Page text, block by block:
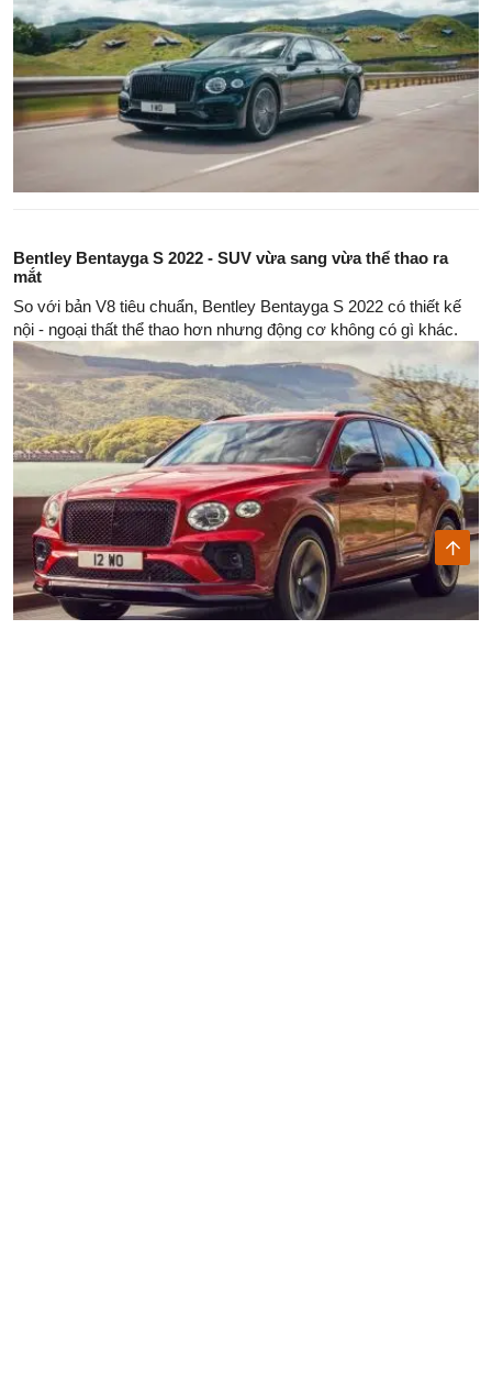
Bentley Bentayga S 2022 - SUV vừa sang vừa thể thao ra
mắt
So với bản V8 tiêu chuẩn, Bentley Bentayga S 2022 có thiết kế
nội - ngoại thất thể thao hơn nhưng động cơ không có gì khác.